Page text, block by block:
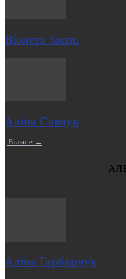
Віолета Заєць
Аліна Савчук
| Більше →
Аліна Гарбарчук